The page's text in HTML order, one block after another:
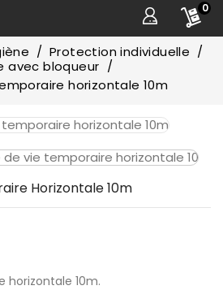
0
Protection individuelle
avec bloqueur
horizontale 10m
Horizontale 10m
horizontale 10m.